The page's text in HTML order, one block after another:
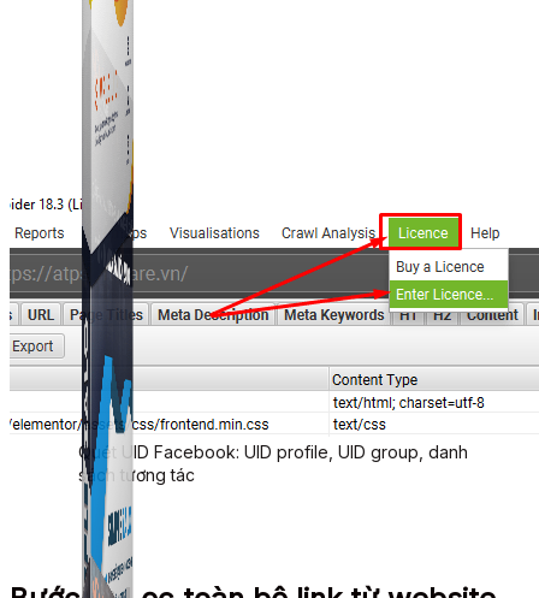
Simple UID
Quét UID Facebook: UID profile, UID group, danh
sách tương tác